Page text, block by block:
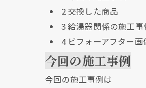
2交換した商品
3 給湯器関係の施工事
4ビフォーアフター画
今回の施工事例
今回の施工事例は